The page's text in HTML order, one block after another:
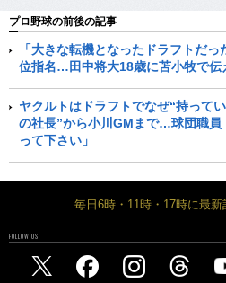
プロ野球の前後の記事
「大きな転機となったドラフトだ
位指名…田中将大18歳に苫小牧で伝
ヤクルトはドラフトでなぜ“持って
の社長”から小川GMまで…球団職員
って下さい」
毎日6時・11時・17時に最
FOLLOW US